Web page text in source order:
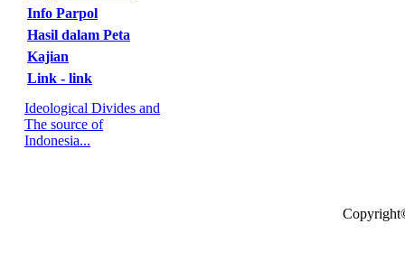
Info Parpol
Hasil dalam Peta
Kajian
Link - link
Ideological Divides and
The source of
Indonesia...